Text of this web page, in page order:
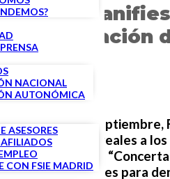
NACIONAL
AUTONÓMICA
ASESORES
CON FSIE MADRID
se
la situación
jueves 25 de septiembre,
soluciones reales a
Bajo el lema:
mensuales para